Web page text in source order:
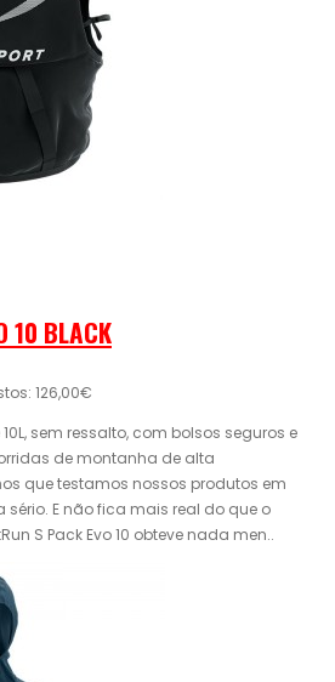
10 BLACK
126,00€
sem ressalto, com bolsos seguros e
de montanha de alta
que testamos nossos produtos em
E não fica mais real do que o
S Pack Evo 10 obteve nada men..